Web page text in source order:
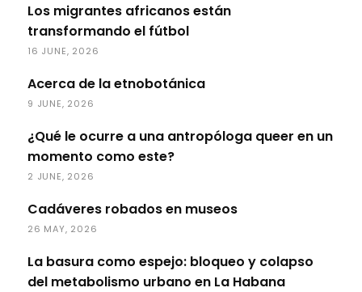
Los migrantes africanos están
transformando el fútbol
16 JUNE, 2026
Acerca de la etnobotánica
9 JUNE, 2026
¿Qué le ocurre a una antropóloga queer en un
momento como este?
2 JUNE, 2026
Cadáveres robados en museos
26 MAY, 2026
La basura como espejo: bloqueo y colapso
del metabolismo urbano en La Habana